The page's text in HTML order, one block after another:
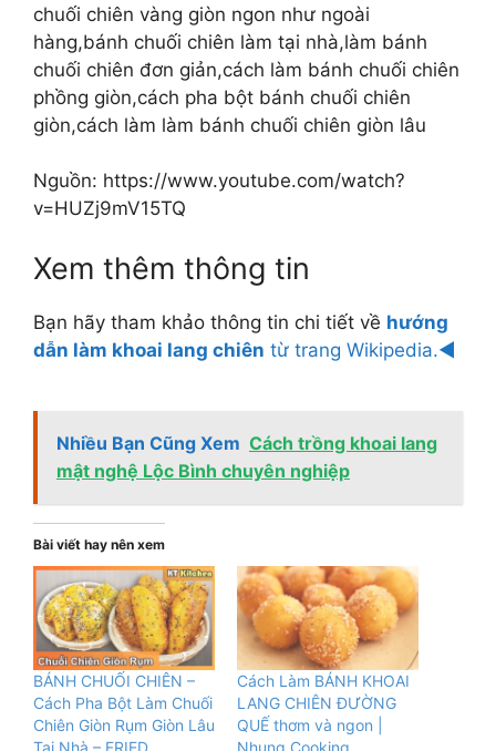
chuối chiên vàng giòn ngon như ngoài
hàng,bánh chuối chiên làm tại nhà,làm bánh
chuối chiên đơn giản,cách làm bánh chuối chiên
phồng giòn,cách pha bột bánh chuối chiên
giòn,cách làm làm bánh chuối chiên giòn lâu
Nguồn: https://www.youtube.com/watch?
v=HUZj9mV15TQ
Xem thêm thông tin
Bạn hãy tham khảo thông tin chi tiết về hướng
dẫn làm khoai lang chiên từ trang Wikipedia.◄
Nhiều Bạn Cũng Xem Cách trồng khoai lang
mật nghệ Lộc Bình chuyên nghiệp
Bài viết hay nên xem
BÁNH CHUỐI CHIÊN –
Cách Pha Bột Làm Chuối
Chiên Giòn Rụm Giòn Lâu
Tại Nhà – FRIED
Cách Làm BÁNH KHOAI
LANG CHIÊN ĐƯỜNG
QUẾ thơm và ngon |
Nhung Cooking